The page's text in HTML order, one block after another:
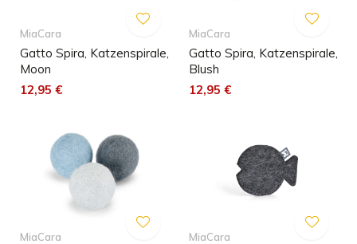
MiaCara
Gatto Spira, Katzenspirale,
Moon
12,95 €
MiaCara
Gatto Spira, Katzenspirale,
Blush
12,95 €
MiaCara MiaCara